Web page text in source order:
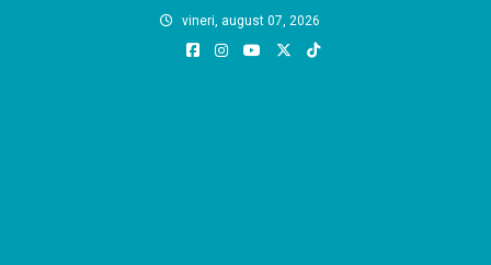
vineri, august 07, 2026